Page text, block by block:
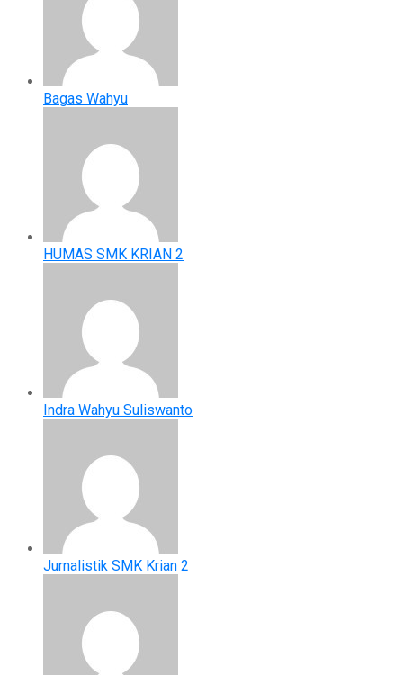
Bagas Wahyu
HUMAS SMK KRIAN 2
Indra Wahyu Suliswanto
Jurnalistik SMK Krian 2